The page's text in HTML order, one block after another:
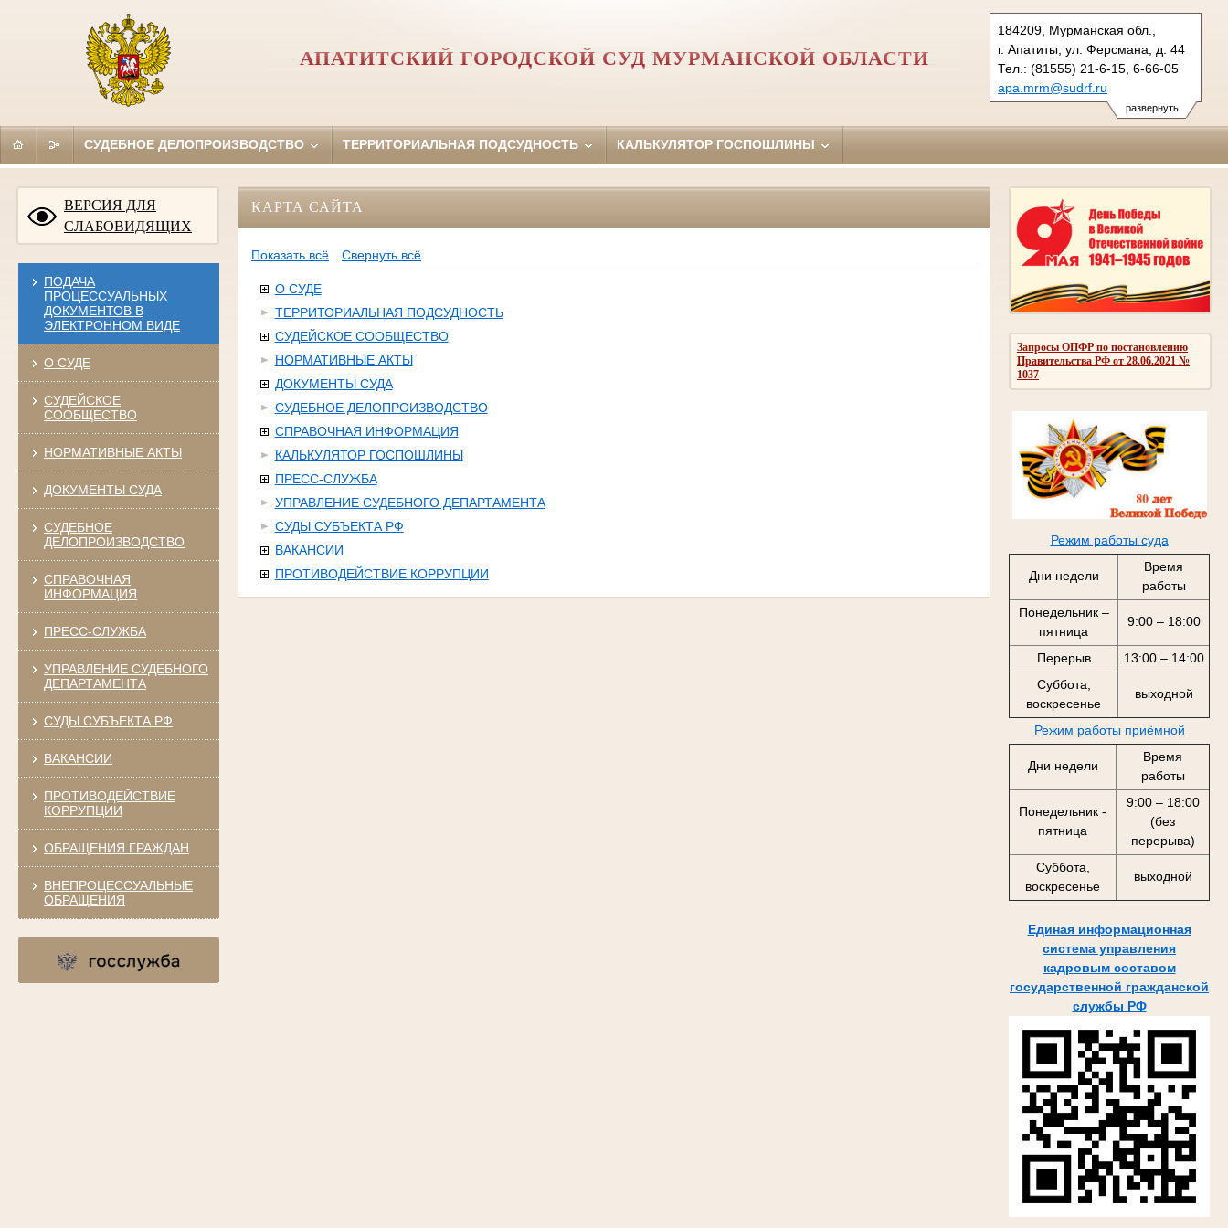
развернуть
184209, Мурманская обл.,
г. Апатиты, ул. Ферсмана, д. 44
Тел.: (81555) 21-6-15, 6-66-05
apa.mrm@sudrf.ru
АПАТИТСКИЙ ГОРОДСКОЙ СУД МУРМАНСКОЙ ОБЛАСТИ
СУДЕБНОЕ ДЕЛОПРОИЗВОДСТВО ТЕРРИТОРИАЛЬНАЯ ПОДСУДНОСТЬ КАЛЬКУЛЯТОР ГОСПОШЛИНЫ
ВЕРСИЯ ДЛЯ
СЛАБОВИДЯЩИХ
ПОДАЧА
ПРОЦЕССУАЛЬНЫХ
ДОКУМЕНТОВ В
ЭЛЕКТРОННОМ ВИДЕ
О СУДЕ
СУДЕЙСКОЕ
СООБЩЕСТВО
НОРМАТИВНЫЕ АКТЫ
ДОКУМЕНТЫ СУДА
СУДЕБНОЕ
ДЕЛОПРОИЗВОДСТВО
СПРАВОЧНАЯ
ИНФОРМАЦИЯ
ПРЕСС-СЛУЖБА
УПРАВЛЕНИЕ СУДЕБНОГО
ДЕПАРТАМЕНТА
СУДЫ СУБЪЕКТА РФ
ВАКАНСИИ
ПРОТИВОДЕЙСТВИЕ
КОРРУПЦИИ
ОБРАЩЕНИЯ ГРАЖДАН
ВНЕПРОЦЕССУАЛЬНЫЕ
ОБРАЩЕНИЯ
Запросы ОПФР по постановлению
Правительства РФ от 28.06.2021 №
1037
Режим работы суда
Дни недели
Время
работы
Понедельник –
пятница
9:00 – 18:00
Перерыв
13:00 – 14:00
Суббота,
воскресенье
выходной
Режим работы приёмной
Дни недели
Время
работы
Понедельник -
пятница
9:00 – 18:00
(без
перерыва)
Суббота,
воскресенье
выходной
Единая информационная
система управления
кадровым составом
государственной гражданской
службы РФ
КАРТА САЙТА
Показать всё Свернуть всё
О СУДЕ
ТЕРРИТОРИАЛЬНАЯ ПОДСУДНОСТЬ
СУДЕЙСКОЕ СООБЩЕСТВО
НОРМАТИВНЫЕ АКТЫ
ДОКУМЕНТЫ СУДА
СУДЕБНОЕ ДЕЛОПРОИЗВОДСТВО
СПРАВОЧНАЯ ИНФОРМАЦИЯ
КАЛЬКУЛЯТОР ГОСПОШЛИНЫ
ПРЕСС-СЛУЖБА
УПРАВЛЕНИЕ СУДЕБНОГО ДЕПАРТАМЕНТА
СУДЫ СУБЪЕКТА РФ
ВАКАНСИИ
ПРОТИВОДЕЙСТВИЕ КОРРУПЦИИ